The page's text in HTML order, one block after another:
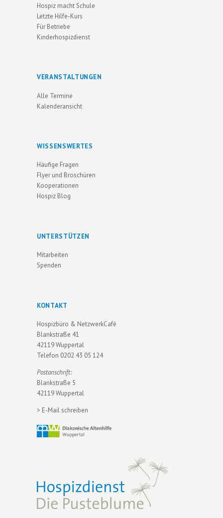
Hospiz macht Schule
Letzte Hilfe-Kurs
Für Betriebe
Kinderhospizdienst
VERANSTALTUNGEN
Alle Termine
Kalenderansicht
WISSENSWERTES
Häufige Fragen
Flyer und Broschüren
Kooperationen
Hospiz Blog
UNTERSTÜTZEN
Mitarbeiten
Spenden
KONTAKT
Hospizbüro & NetzwerkCafé
Blankstraße 41
42119 Wuppertal
Telefon 0202 43 05 124
Postanschrift:
Blankstraße 5
42119 Wuppertal
> E-Mail schreiben